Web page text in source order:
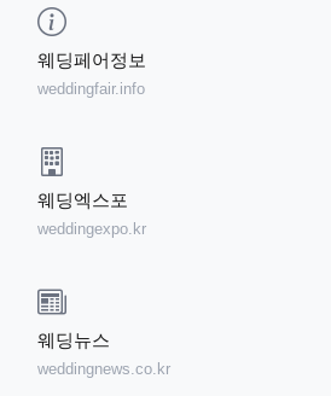
웨딩페어정보
weddingfair.info
웨딩엑스포
weddingexpo.kr
웨딩뉴스
weddingnews.co.kr